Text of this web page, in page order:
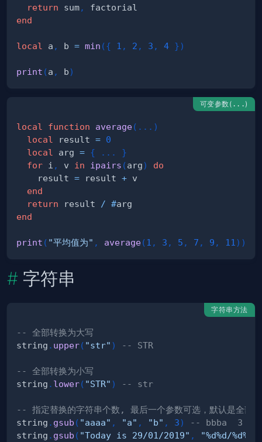
return sum,
end
local a , b = min ({ 1 , 2 , 3 , 4 })
print (a , b)
可变参数( ...)
local function average( ... )
local
result = 0
local
arg = { ...
}
for i , v in ipairs (arg)
do
    result
= result +
end
return result / #
end
print ( "平均值为" , average(1 , 3 , 5 , 7 , 9 , 11 ) )
字符串
字符串方法
-- 全部转换为大写
string . upper( "str" ) -- STR
-- 全部转换为小写
string . lower( "STR" ) -- str
-- 指定替换的字符串个数, 最后一个参数可选，默认是全部
string . gsub ( "aaaa" , "a" , "b" , 3)
-- bbba  3
string . gsub ( "Today is 29/01/2019" ,
"%d%d/%d%d/